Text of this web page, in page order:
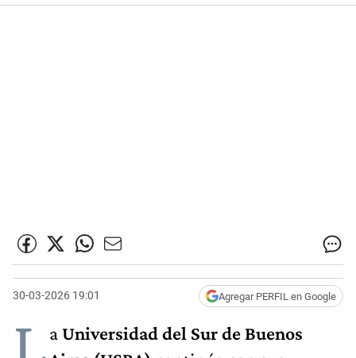
30-03-2026 19:01 Agregar PERFIL en Google
aUniversidad del Sur de Buenos